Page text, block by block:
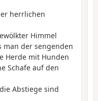
herrlichen
Himmel
man der sengenden
Herde mit Hunden
Schafe auf den
Abstiege sind